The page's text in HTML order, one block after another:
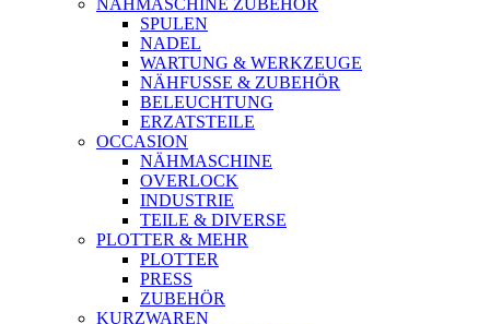
NÄHMASCHINE ZUBEHÖR
SPULEN
NADEL
WARTUNG & WERKZEUGE
NÄHFUSSE & ZUBEHÖR
BELEUCHTUNG
ERZATSTEILE
OCCASION
NÄHMASCHINE
OVERLOCK
INDUSTRIE
TEILE & DIVERSE
PLOTTER & MEHR
PLOTTER
PRESS
ZUBEHÖR
KURZWAREN